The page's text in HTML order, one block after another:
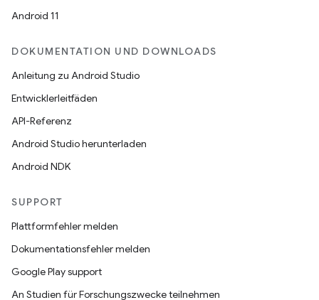
Android 11
DOKUMENTATION UND DOWNLOADS
Anleitung zu Android Studio
Entwicklerleitfäden
API-Referenz
Android Studio herunterladen
Android NDK
SUPPORT
Plattformfehler melden
Dokumentationsfehler melden
Google Play support
An Studien für Forschungszwecke teilnehmen